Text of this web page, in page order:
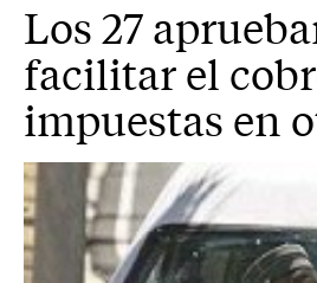
Los 27
facilitar el
impuestas en